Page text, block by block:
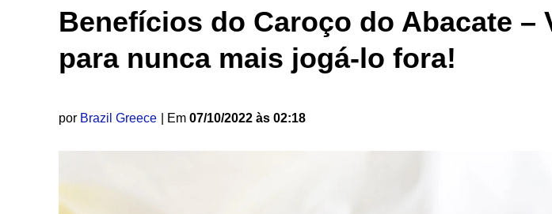
Benefícios do Caroço do Abacate –
para nunca mais jogá-lo fora!
por Brazil Greece | Em 07/10/2022 às 02:18